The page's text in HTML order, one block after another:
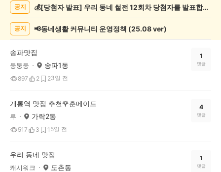
록
공지 💰[당첨자 발표] 우리 동네 썰전 12회차 당첨자를 발표합니다!
공지 📢동네생활 커뮤니티 운영정책 (25.08 ver)
송파맛집
둥둥둥 송파1동
897 2 23일 전
1
댓글
개롱역 맛집 추천🌹훈메이드
루 가락2동
517 3 1 5일 전
4
댓글
우리 동네 맛집
캐시워크 도촌동
1
댓글